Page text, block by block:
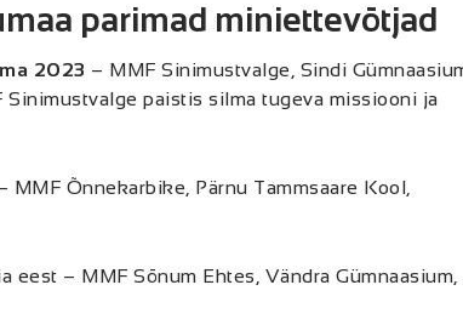
parimad miniettevõtjad
2023 – MMF Sinimustvalge, Sindi
Sinimustvalge paistis silma tugeva missiooni ja
Õnnekarbike, Pärnu Tammsaare Kool,
eest – MMF Sõnum Ehtes, Vändra Gümnaasium,